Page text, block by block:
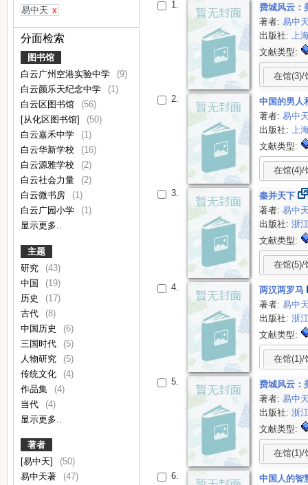
易中天 x
分面检索
图书馆
白云广州空港实验中学
(9)
白云颜乐天纪念中学
(1)
白云区图书馆
(56)
[从化区图书馆]
(50)
白云嘉禾中学
(1)
白云华新学校
(16)
白云源雅学校
(2)
白云社会力量
(2)
白云微书房
(1)
白云广园小学
(1)
显示更多..
主题
研究
(43)
中国
(19)
历史
(17)
古代
(8)
中国历史
(6)
三国时代
(5)
人物研究
(5)
传统文化
(4)
作品集
(4)
当代
(4)
显示更多..
著者
[易中天]
(50)
易中天著
(47)
1.
费城风云：
著者:易中
出版社:上
文献类型:
在馆(3)/
2.
中国的男人
著者:易中
出版社:上
文献类型:
在馆(4)/
3.
秦并天下
著者:易中
出版社:浙
文献类型:
在馆(5)/
4.
两汉两罗马
著者:易中
出版社:浙
文献类型:
在馆(1)/
5.
费城风云：
著者:易中
出版社:浙
文献类型:
在馆(1)/
6.
中国人的智